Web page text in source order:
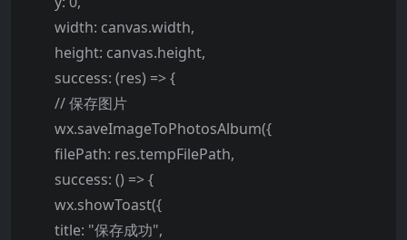
width: canvas.width,
height: canvas.height,
success: (res) => {
// 保存图片
wx.saveImageToPhotosAlbum({
filePath: res.tempFilePath,
success: () => {
wx.showToast({
title: "保存成功",